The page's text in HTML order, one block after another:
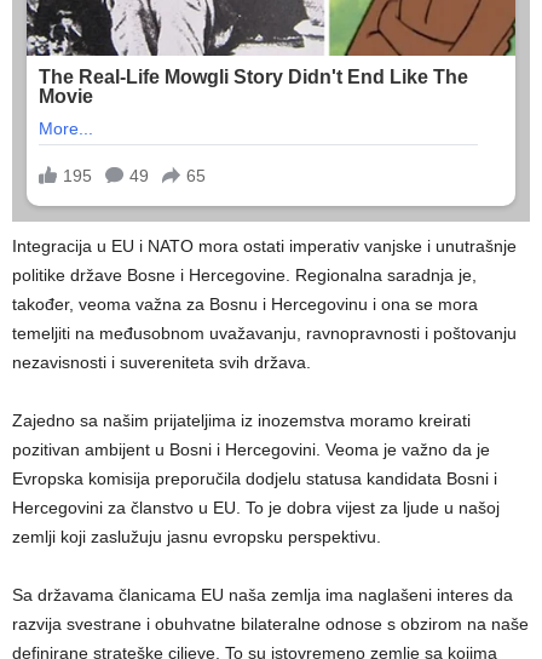
Integracija u EU i NATO mora ostati imperativ vanjske i unutrašnje
politike države Bosne i Hercegovine. Regionalna saradnja je,
također, veoma važna za Bosnu i Hercegovinu i ona se mora
temeljiti na međusobnom uvažavanju, ravnopravnosti i poštovanju
nezavisnosti i suvereniteta svih država.
Zajedno sa našim prijateljima iz inozemstva moramo kreirati
pozitivan ambijent u Bosni i Hercegovini. Veoma je važno da je
Evropska komisija preporučila dodjelu statusa kandidata Bosni i
Hercegovini za članstvo u EU. To je dobra vijest za ljude u našoj
zemlji koji zaslužuju jasnu evropsku perspektivu.
Sa državama članicama EU naša zemlja ima naglašeni interes da
razvija svestrane i obuhvatne bilateralne odnose s obzirom na naše
definirane strateške ciljeve. To su istovremeno zemlje sa kojima